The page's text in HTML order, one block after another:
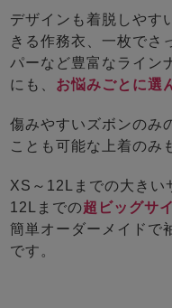
デザインも着脱しやす
きる作務衣、一枚でさ
パーなど豊富なライン
にも、 お悩みごとに選
傷みやすいズボンのみ
ことも可能な上着のみ
XS～12Lまでの大きい
12Lまでの超ビッグサ
簡単オーダーメイドで
です。